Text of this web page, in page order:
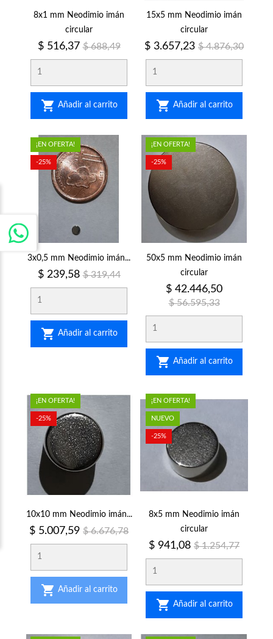
8x1 mm Neodimio imán
circular
Precio
$ 516,37 Precio
regular
$ 688,49
 Añadir al carrito
15x5 mm Neodimio imán
circular
Precio
$ 3.657,23 Precio
regular
$ 4.876,30
 Añadir al carrito
3x0,5 mm Neodimio imán...
Precio
$ 239,58 Precio
regular
$ 319,44
 Añadir al carrito
¡EN OFERTA!
-25%
50x5 mm Neodimio imán
circular
Precio
$ 42.446,50Precio
$ 56.595,33
 Añadir al carrito
¡EN OFERTA!
-25%
10x10 mm Neodimio imán...
Precio
$ 5.007,59 Precio
regular
$ 6.676,78
 Añadir al carrito
¡EN OFERTA!
-25%
8x5 mm Neodimio imán
circular
Precio
$ 941,08 Precio
regular
$ 1.254,77
 Añadir al carrito
¡EN OFERTA!
NUEVO
-25%